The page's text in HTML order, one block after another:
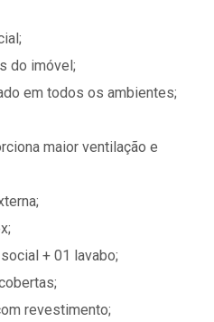
do imóvel;
em todos os ambientes;
maior ventilação e
+ 01 lavabo;
revestimento;